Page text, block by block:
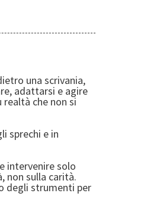
una scrivania,
adattarsi e agire
che non si
sprechi e in
intervenire solo
non sulla carità.
degli strumenti per